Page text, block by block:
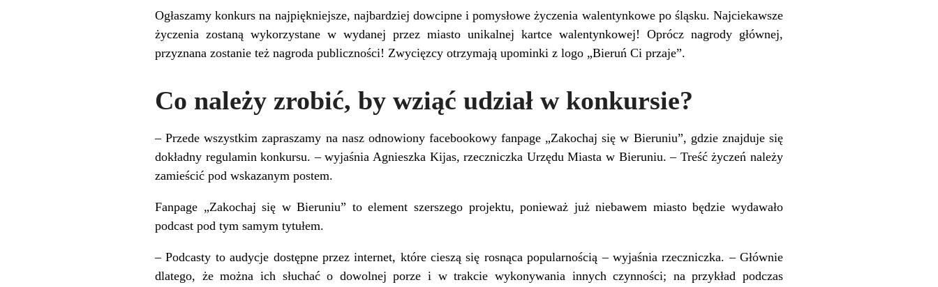
Ogłaszamy konkurs na najpiękniejsze, najbardziej dowcipne i pomysłowe życzenia walentynkowe po śląsku. Najciekawsze
życzenia zostaną wykorzystane w wydanej przez miasto unikalnej kartce walentynkowej! Oprócz nagrody głównej,
przyznana zostanie też nagroda publiczności! Zwycięzcy otrzymają upominki z logo „Bieruń Ci przaje”.
Co należy zrobić, by wziąć udział w konkursie?
– Przede wszystkim zapraszamy na nasz odnowiony facebookowy fanpage „Zakochaj się w Bieruniu”, gdzie znajduje się
dokładny regulamin konkursu. – wyjaśnia Agnieszka Kijas, rzeczniczka Urzędu Miasta w Bieruniu. – Treść życzeń należy
zamieścić pod wskazanym postem.
Fanpage „Zakochaj się w Bieruniu” to element szerszego projektu, ponieważ już niebawem miasto będzie wydawało
podcast pod tym samym tytułem.
– Podcasty to audycje dostępne przez internet, które cieszą się rosnąca popularnością – wyjaśnia rzeczniczka. – Głównie
dlatego, że można ich słuchać o dowolnej porze i w trakcie wykonywania innych czynności; na przykład podczas